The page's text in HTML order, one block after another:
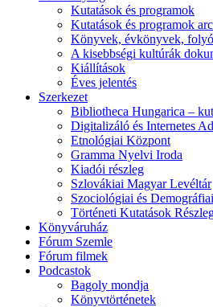
Kutatások és programok
Kutatások és programok
Könyvek, évkönyvek,
A kisebbségi kultúrák
Kiállítások
Éves jelentés
Szerkezet
Bibliotheca Hungarica –
Digitalizáló és Internetes
Etnológiai Központ
Gramma Nyelvi Iroda
Kiadói részleg
Szlovákiai Magyar Levéltár
Szociológiai és
Történeti Kutatások
Könyváruház
Fórum Szemle
Fórum filmek
Podcastok
Bagoly mondja
Könyvtörténetek